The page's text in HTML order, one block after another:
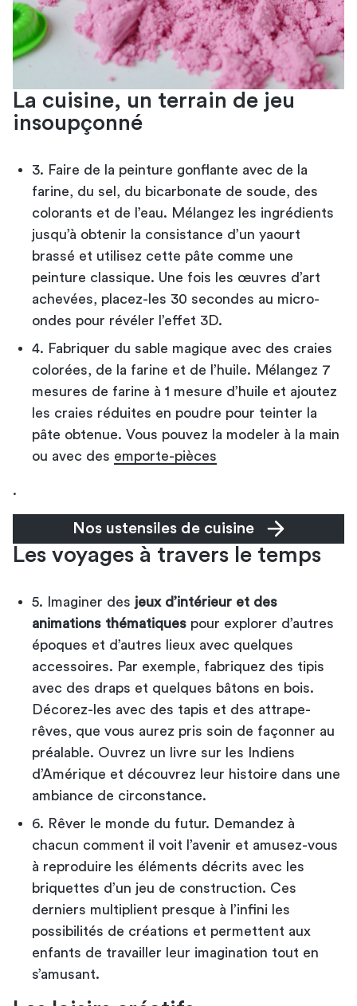
La cuisine, un terrain de jeu
insoupçonné
3. Faire de la peinture gonflante avec de la
farine, du sel, du bicarbonate de soude, des
colorants et de l’eau. Mélangez les ingrédients
jusqu’à obtenir la consistance d’un yaourt
brassé et utilisez cette pâte comme une
peinture classique. Une fois les œuvres d’art
achevées, placez-les 30 secondes au micro-
ondes pour révéler l’effet 3D.
4. Fabriquer du sable magique avec des craies
colorées, de la farine et de l’huile. Mélangez 7
mesures de farine à 1 mesure d’huile et ajoutez
les craies réduites en poudre pour teinter la
pâte obtenue. Vous pouvez la modeler à la main
ou avec des emporte-pièces
.
Nos ustensiles de cuisine
Les voyages à travers le temps
5. Imaginer des jeux d’intérieur et des
animations thématiques pour explorer d’autres
époques et d’autres lieux avec quelques
accessoires. Par exemple, fabriquez des tipis
avec des draps et quelques bâtons en bois.
Décorez-les avec des tapis et des attrape-
rêves, que vous aurez pris soin de façonner au
préalable. Ouvrez un livre sur les Indiens
d’Amérique et découvrez leur histoire dans une
ambiance de circonstance.
6. Rêver le monde du futur. Demandez à
chacun comment il voit l’avenir et amusez-vous
à reproduire les éléments décrits avec les
briquettes d’un jeu de construction. Ces
derniers multiplient presque à l’infini les
possibilités de créations et permettent aux
enfants de travailler leur imagination tout en
s’amusant.